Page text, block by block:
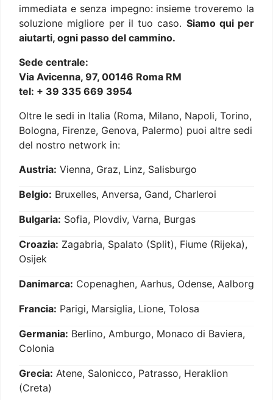
immediata e senza impegno: insieme troveremo la
soluzione migliore per il tuo caso. Siamo qui per
aiutarti, ogni passo del cammino.
Sede centrale:
Via Avicenna, 97, 00146 Roma RM
tel: + 39 335 669 3954
Oltre le sedi in Italia (Roma, Milano, Napoli, Torino,
Bologna, Firenze, Genova, Palermo) puoi altre sedi
del nostro network in:
Austria: Vienna, Graz, Linz, Salisburgo
Belgio: Bruxelles, Anversa, Gand, Charleroi
Bulgaria: Sofia, Plovdiv, Varna, Burgas
Croazia: Zagabria, Spalato (Split), Fiume (Rijeka),
Osijek
Danimarca: Copenaghen, Aarhus, Odense, Aalborg
Francia: Parigi, Marsiglia, Lione, Tolosa
Germania: Berlino, Amburgo, Monaco di Baviera,
Colonia
Grecia: Atene, Salonicco, Patrasso, Heraklion
(Creta)